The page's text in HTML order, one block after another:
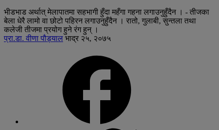
भीडभाड अर्थात् मेलापातमा सहभागी हुँदा महँगा गहना लगाउनुहुँदैन । - तीजका
बेला धेरै लामो वा छोटो पहिरन लगाउनुहुँदैन । रातो, गुलाबी, सुन्तला तथा
कलेजी तीजमा प्रयोग हुने रंग हुन् ।
प्रा.डा. वीणा पौड्याल भाद्र २५, २०७५